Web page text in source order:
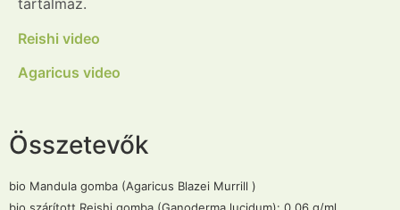
tartalmaz.
Reishi video
Agaricus video
Összetevők
bio Mandula gomba (Agaricus Blazei Murrill )
bio szárított Reishi gomba (Ganoderma lucidum): 0,06 g/ml